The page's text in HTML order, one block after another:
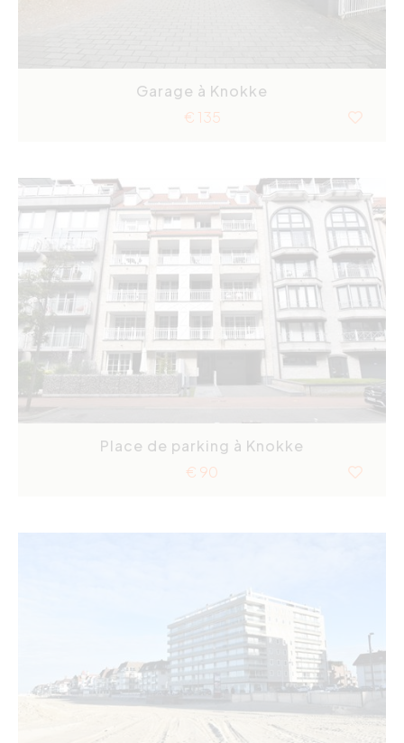
Garage à Knokke
€ 135
Place de parking à Knokke
€ 90